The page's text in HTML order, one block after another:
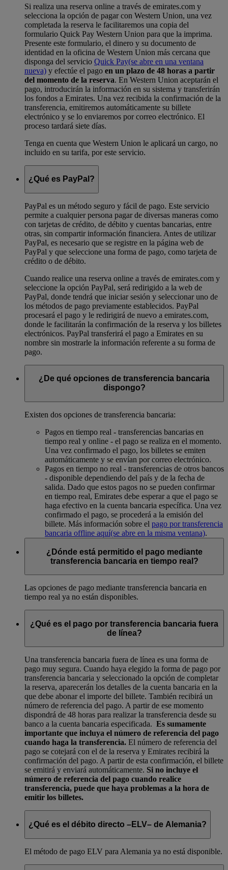
Si realiza una reserva online a través de emirates.com y
selecciona la opción de pagar con Western Union, una vez
completada la reserva le facilitaremos una copia del
formulario Quick Pay Western Union para que la imprima.
Presente este formulario, el dinero y su documento de
identidad en la oficina de Western Union más cercana que
disponga del servicio Quick Pay(se abre en una ventana
nueva) y efectúe el pago en un plazo de 48 horas a partir
del momento de la reserva. En Western Union aceptarán el
pago, introducirán la información en su sistema y transferirán
los fondos a Emirates. Una vez recibida la confirmación de la
transferencia, emitiremos automáticamente su billete
electrónico y se lo enviaremos por correo electrónico. El
proceso tardará siete días.
Tenga en cuenta que Western Union le aplicará un cargo, no
incluido en su tarifa, por este servicio.
¿Qué es PayPal?
PayPal es un método seguro y fácil de pago. Este servicio
permite a cualquier persona pagar de diversas maneras como
con tarjetas de crédito, de débito y cuentas bancarias, entre
otras, sin compartir información financiera. Antes de utilizar
PayPal, es necesario que se registre en la página web de
PayPal y que seleccione una forma de pago, como tarjeta de
crédito o de débito.
Cuando realice una reserva online a través de emirates.com y
seleccione la opción PayPal, será redirigido a la web de
PayPal, donde tendrá que iniciar sesión y seleccionar uno de
los métodos de pago previamente establecidos. PayPal
procesará el pago y le redirigirá de nuevo a emirates.com,
donde le facilitarán la confirmación de la reserva y los billetes
electrónicos. PayPal transferirá el pago a Emirates en su
nombre sin mostrarle la información referente a su forma de
pago.
¿De qué opciones de transferencia bancaria
dispongo?
Existen dos opciones de transferencia bancaria:
Pagos en tiempo real - transferencias bancarias en
tiempo real y online - el pago se realiza en el momento.
Una vez confirmado el pago, los billetes se emiten
automáticamente y se envían por correo electrónico.
Pagos en tiempo no real - transferencias de otros bancos
- disponible dependiendo del país y de la fecha de
salida. Dado que estos pagos no se pueden confirmar
en tiempo real, Emirates debe esperar a que el pago se
haga efectivo en la cuenta bancaria específica. Una vez
confirmado el pago, se procederá a la emisión del
billete. Más información sobre el pago por transferencia
bancaria offline aquí(se abre en la misma ventana).
¿Dónde está permitido el pago mediante
transferencia bancaria en tiempo real?
Las opciones de pago mediante transferencia bancaria en
tiempo real ya no están disponibles.
¿Qué es el pago por transferencia bancaria fuera
de línea?
Una transferencia bancaria fuera de línea es una forma de
pago muy segura. Cuando haya elegido la forma de pago por
transferencia bancaria y seleccionado la opción de completar
la reserva, aparecerán los detalles de la cuenta bancaria en la
que debe abonar el importe del billete. También recibirá un
número de referencia del pago. A partir de ese momento
dispondrá de 48 horas para realizar la transferencia desde su
banco a la cuenta bancaria especificada. Es sumamente
importante que incluya el número de referencia del pago
cuando haga la transferencia. El número de referencia del
pago se cotejará con el de la reserva y Emirates recibirá la
confirmación del pago. A partir de esta confirmación, el billete
se emitirá y enviará automáticamente. Si no incluye el
número de referencia del pago cuando realice
transferencia, puede que haya problemas a la hora de
emitir los billetes.
¿Qué es el débito directo –ELV– de Alemania?
El método de pago ELV para Alemania ya no está disponible.